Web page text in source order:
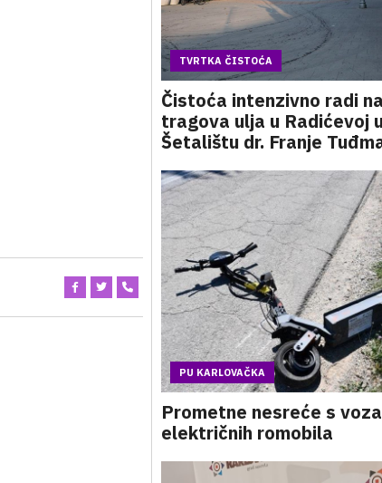
TVRTKA ČISTOĆA
Čistoća intenzivno radi
tragova ulja u Radićevoj
Šetalištu dr. Franje
PU KARLOVAČKA
Prometne nesreće s
električnih romobila